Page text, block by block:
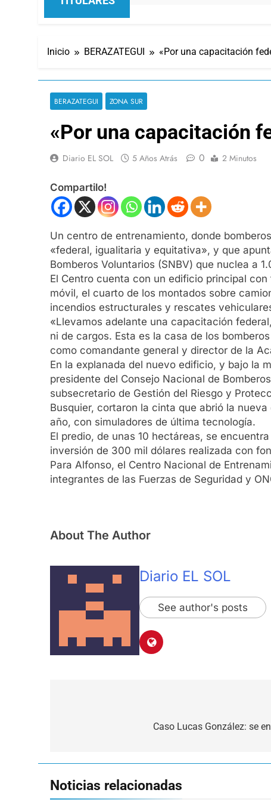
Inicio BERAZATEGUI «Por una capacitación
BERAZATEGUI ZONA SUR
«Por una capacitación
Diario EL SOL 5 Años Atrás 0 2 Minutos
Compartilo!
Un centro de entrenamiento, donde
«federal, igualitaria y equitativa», y que
Bomberos Voluntarios (SNBV) que nuclea a
El Centro cuenta con un edificio principal
móvil, el cuarto de los montados sobre
incendios estructurales y rescates
«Llevamos adelante una capacitación
ni de cargos. Esta es la casa de los
como comandante general y director de la
En la explanada del nuevo edificio, y bajo la
presidente del Consejo Nacional de
subsecretario de Gestión del Riesgo y
Busquier, cortaron la cinta que abrió la
año, con simuladores de última tecnología.
El predio, de unas 10 hectáreas, se
inversión de 300 mil dólares realizada con
Para Alfonso, el Centro Nacional de
integrantes de las Fuerzas de Seguridad y
About The Author
Diario EL SOL
See author's posts
Caso Lucas González: se
Noticias relacionadas